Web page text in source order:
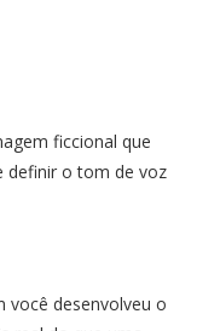
ficcional que
definir o tom de voz
você desenvolveu o